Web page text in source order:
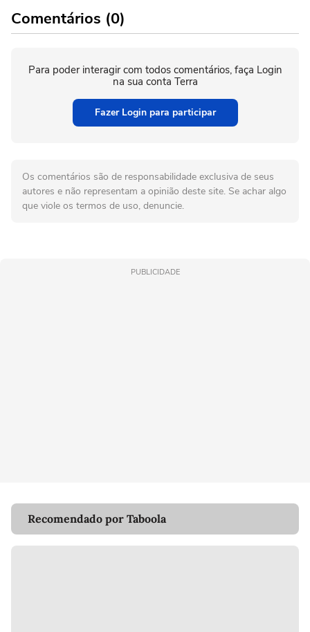
Comentários (0)
Para poder interagir com todos comentários, faça Login
na sua conta Terra
Fazer Login para participar
Os comentários são de responsabilidade exclusiva de seus
autores e não representam a opinião deste site. Se achar algo
que viole os termos de uso, denuncie.
PUBLICIDADE
Recomendado por Taboola